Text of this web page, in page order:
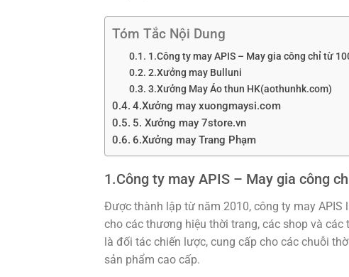
Tóm Tắc Nội Dung
1.Công ty may APIS – May gia công chỉ từ
2.Xưởng may Bulluni
3.Xưởng May Áo thun HK(aothunhk.com)
4.Xưởng may xuongmaysi.com
5. Xưởng may 7store.vn
6.Xưởng may Trang Phạm
1.Công ty may APIS – May gia công
Được thành lập từ năm 2010, công ty may
cho các thương hiệu thời trang, các shop và
là đối tác chiến lược, cung cấp cho các chuỗi
sản phẩm cao cấp.